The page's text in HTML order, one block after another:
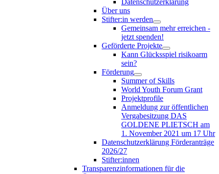
Über uns
Stifter:in werden
Gemeinsam mehr erreichen -
jetzt spenden!
Geförderte Projekte
Kann Glücksspiel risikoarm
sein?
Förderung
Summer of Skills
World Youth Forum Grant
Projektprofile
Anmeldung zur öffentlichen
Vergabesitzung DAS
GOLDENE PLIETSCH am
1. November 2021 um 17 Uhr
Datenschutzerklärung Förderanträge
2026/27
Stifter:innen
Transparenzinformationen für die